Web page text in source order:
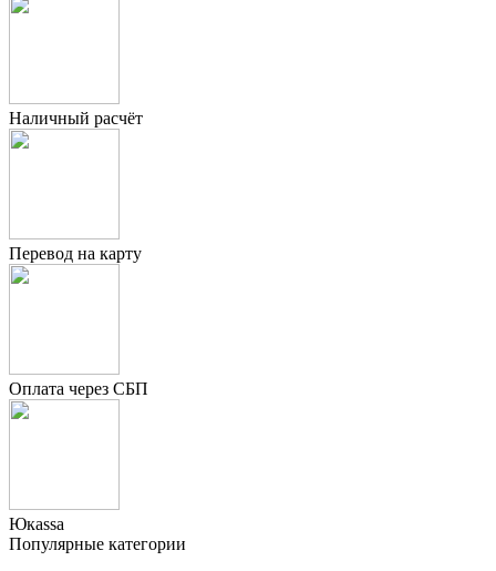
Наличный расчёт
Перевод на карту
Оплата через СБП
Юкаssа
Популярные категории